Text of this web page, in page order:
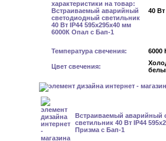
40 Вт
Температура свечения: 6000
Цвет свечения:
Встраиваемый аварийный
светильник 40 Вт IP44
Призма с Бап-1